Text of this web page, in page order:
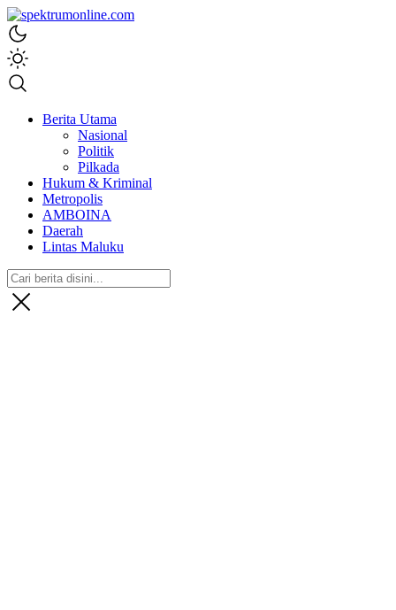
spektrumonline.com
Berita Utama
Nasional
Politik
Pilkada
Hukum & Kriminal
Metropolis
AMBOINA
Daerah
Lintas Maluku